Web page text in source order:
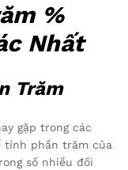
%
Nhất
Trăm
gặp trong các
tính phần trăm của
số nhiều đối